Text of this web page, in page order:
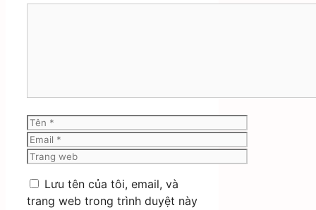
Tên
Email
Trang
Lưu tên của tôi, email, và
trang web trong trình duyệt này